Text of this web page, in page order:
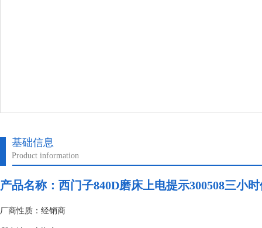
基础信息
Product information
产品名称： 西门子840D磨床上电提示300508三小
厂商性质：经销商